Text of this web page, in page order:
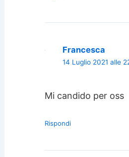
Francesca
14 Luglio 2021 alle
Mi candido per oss
Rispondi